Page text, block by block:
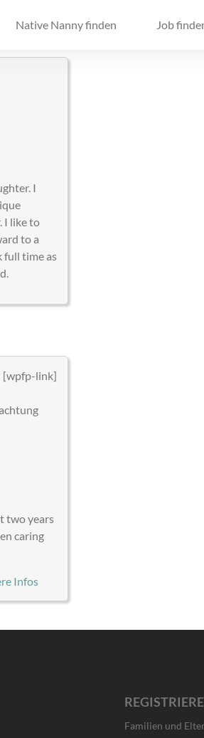
Native Nanny finden Job
I
I like to
to a
full time as
[wpfp-link]
two years
caring
Infos
Familien und